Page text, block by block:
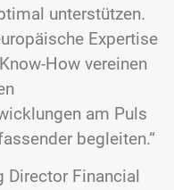
unterstützen.
Expertise
How vereinen
am Puls
begleiten.“
Director Financial